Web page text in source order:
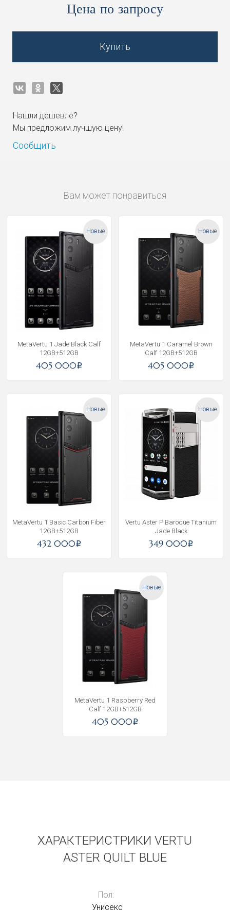
Цена по запросу
Купить
Нашли дешевле?
Мы предложим лучшую цену!
Сообщить
Вам может понравиться
Новые
MetaVertu 1 Jade Black Calf
12GB+512GB
405 000i
Новые
MetaVertu 1 Caramel Brown
Calf 12GB+512GB
405 000i
Новые
MetaVertu 1 Basic Carbon Fiber
12GB+512GB
432 000i
Новые
Vertu Aster P Baroque Titanium
Jade Black
349 000i
Новые
MetaVertu 1 Raspberry Red
Calf 12GB+512GB
405 000i
ХАРАКТЕРИСТРИКИ VERTU
ASTER QUILT BLUE
Пол:
Унисекс